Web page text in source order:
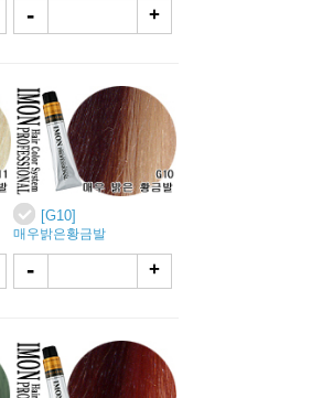
- +
[G10]
매우밝은황금발
- +